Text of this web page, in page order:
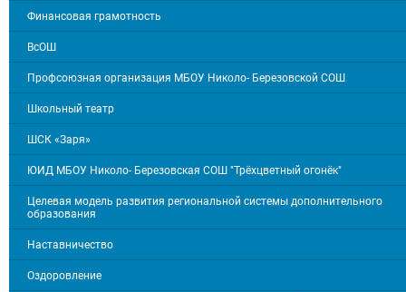
Финансовая грамотность
ВсОШ
Профсоюзная организация МБОУ Николо- Березовской СОШ
Школьный театр
ШСК «Заря»
ЮИД МБОУ Николо- Березовская СОШ "Трёхцветный огонёк"
Целевая модель развития региональной системы дополнительного
образования
Наставничество
Оздоровление